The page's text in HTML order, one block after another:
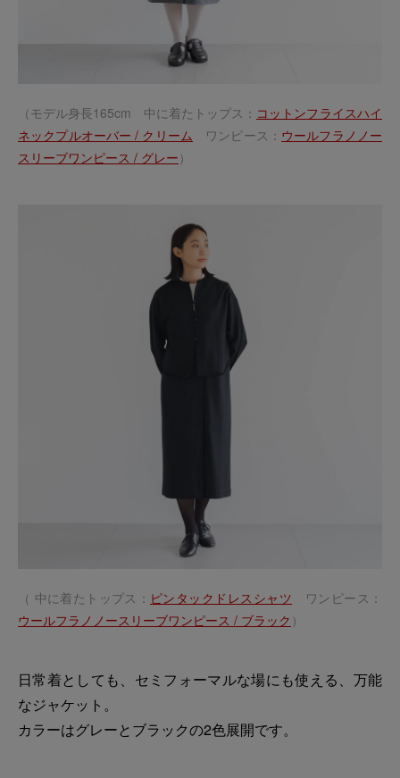
（モデル身長165cm 中に着たトップス： コットンフライスハイ
ネックプルオーバー / クリーム ワンピース： ウールフラノノー
スリーブワンピース / グレー ）
（ 中に着たトップス： ピンタックドレスシャツ ワンピース：
ウールフラノノースリーブワンピース / ブラック ）
日常着としても、セミフォーマルな場にも使える、万能
なジャケット。
カラーはグレーとブラックの2色展開です。